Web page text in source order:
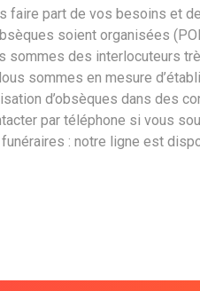
faire part de vos besoins et
soient organisées
sommes des interlocuteurs
sommes en mesure
d’obsèques dans des
par téléphone si vous
: notre ligne est